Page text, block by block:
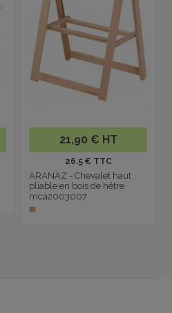
21,90 € HT
26.5 € TTC
ARANAZ - Chevalet haut
pliable en bois de hêtre
mca2003007